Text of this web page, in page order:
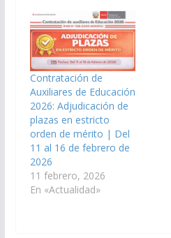
Contratación de
Auxiliares de Educación
2026: Adjudicación de
plazas en estricto
orden de mérito | Del
11 al 16 de febrero de
2026
11 febrero, 2026
En «Actualidad»